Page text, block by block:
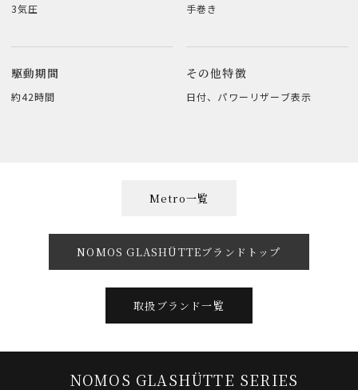
3気圧 手巻き
駆動期間
約42時間
その他特徴
日付、パワーリザーブ表示
Metro一覧
NOMOS GLASHÜTTEブランドトップ
取扱ブランド一覧
NOMOS GLASHÜTTE SERIES